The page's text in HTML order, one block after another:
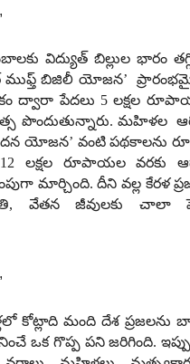
విద్యుత్ బిల్లుల భారం
ముఫ్త్ బిజిలీ యోజన’
ద్వారా పేదలు 5 లక్షల
పొందుతున్నారు. మహిళల
యోజన’ వంటి పథకాలను
12 లక్షల రూపాయల వరకు
మార్చింది. దీని వల్ల కేరళ
వేతన జీవులకు చాలా
కోట్లాది మంది దేశ ప్రజలను
ఒక గొప్ప పని జరిగింది.